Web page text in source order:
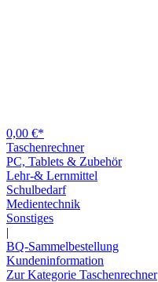
0,00 €*
Taschenrechner
PC, Tablets & Zubehör
Lehr-& Lernmittel
Schulbedarf
Medientechnik
Sonstiges
|
BQ-Sammelbestellung
Kundeninformation
Zur Kategorie Taschenrechner